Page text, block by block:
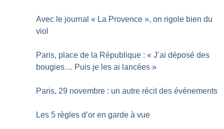
Avec le journal « La Provence », on rigole bien du
viol
Paris, place de la République : « J’ai déposé des
bougies… Puis je les ai lancées »
Paris, 29 novembre : un autre récit des événements
Les 5 règles d’or en garde à vue